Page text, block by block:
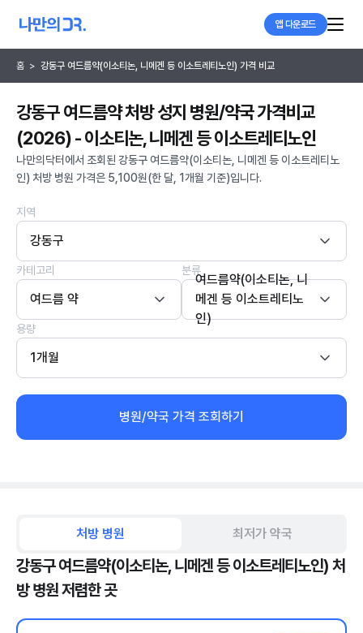
앱 다운로드
홈 > 강동구 여드름약(이소티논, 니메겐 등 이소트레티노인) 가격 비교
강동구 여드름약 처방 성지 병원/약국 가격비교
(2026) - 이소티논, 니메겐 등 이소트레티노인
나만의닥터에서 조회된 강동구 여드름약(이소티논, 니메겐 등 이소트레티노
인) 처방 병원 가격은 5,100원(한 달, 1개월 기준)입니다.
지역
강동구
카테고리
여드름 약
분류
여드름약(이소티논, 니
메겐 등 이소트레티노
인)
용량
1개월
병원/약국 가격 조회하기
처방 병원 최저가 약국
강동구 여드름약(이소티논, 니메겐 등 이소트레티노인) 처
방 병원 저렴한 곳